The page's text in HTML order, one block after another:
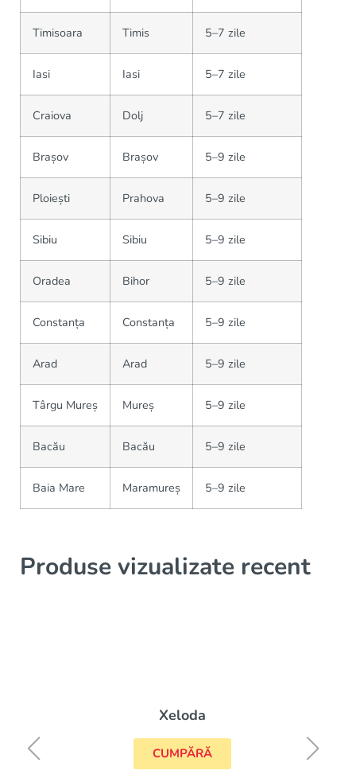
Timisoara Timis 5–7 zile
Iasi Iasi 5–7 zile
Craiova Dolj 5–7 zile
Brașov Brașov 5–9 zile
Ploiești Prahova 5–9 zile
Sibiu Sibiu 5–9 zile
Oradea Bihor 5–9 zile
Constanța Constanța 5–9 zile
Arad Arad 5–9 zile
Târgu Mureș Mureș 5–9 zile
Bacău Bacău 5–9 zile
Baia Mare Maramureș 5–9 zile
Produse vizualizate recent